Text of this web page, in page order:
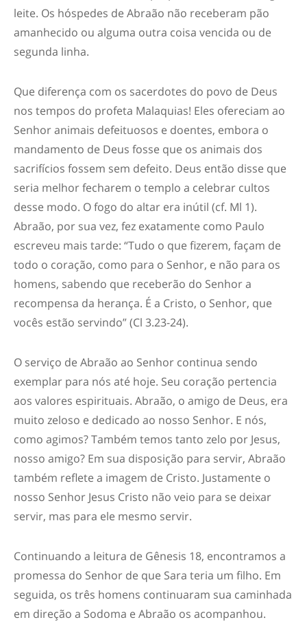
leite. Os hóspedes de Abraão não receberam pão
amanhecido ou alguma outra coisa vencida ou de
segunda linha.
Que diferença com os sacerdotes do povo de Deus
nos tempos do profeta Malaquias! Eles ofereciam ao
Senhor animais defeituosos e doentes, embora o
mandamento de Deus fosse que os animais dos
sacrifícios fossem sem defeito. Deus então disse que
seria melhor fecharem o templo a celebrar cultos
desse modo. O fogo do altar era inútil (cf. Ml 1).
Abraão, por sua vez, fez exatamente como Paulo
escreveu mais tarde: “Tudo o que fizerem, façam de
todo o coração, como para o Senhor, e não para os
homens, sabendo que receberão do Senhor a
recompensa da herança. É a Cristo, o Senhor, que
vocês estão servindo” (Cl 3.23-24).
O serviço de Abraão ao Senhor continua sendo
exemplar para nós até hoje. Seu coração pertencia
aos valores espirituais. Abraão, o amigo de Deus, era
muito zeloso e dedicado ao nosso Senhor. E nós,
como agimos? Também temos tanto zelo por Jesus,
nosso amigo? Em sua disposição para servir, Abraão
também reflete a imagem de Cristo. Justamente o
nosso Senhor Jesus Cristo não veio para se deixar
servir, mas para ele mesmo servir.
Continuando a leitura de Gênesis 18, encontramos a
promessa do Senhor de que Sara teria um filho. Em
seguida, os três homens continuaram sua caminhada
em direção a Sodoma e Abraão os acompanhou.